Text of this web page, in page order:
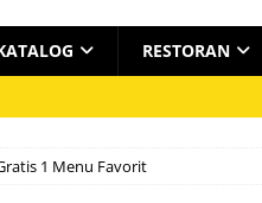
RESTORAN
1 Menu Favorit